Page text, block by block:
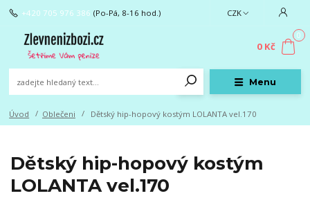
Menu
CZK
+420 705 976 386 (Po-Pá, 8-16 hod.)
0
0 Kč
Úvod Oblečeni Dětský hip-hopový kostým LOLANTA vel.170
Dětský hip-hopový kostým
LOLANTA vel.170